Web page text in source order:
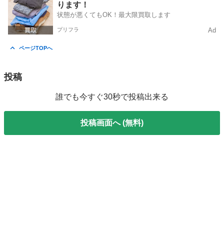
ります！
状態が悪くてもOK！最大限買取します
プリフラ Ad
ページTOPへ
投稿
誰でも今すぐ30秒で投稿出来る
投稿画面へ (無料)